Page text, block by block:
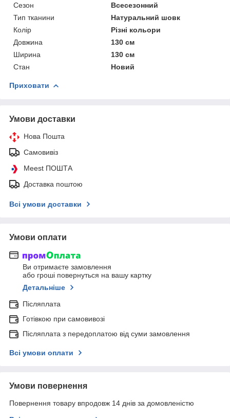
Сезон
Всесезонний
Тип тканини
Натуральний шовк
Колір
Різні кольори
Довжина
130 см
Ширина
130 см
Стан
Новий
Приховати
Умови доставки
Нова Пошта
Самовивіз
Meest ПОШТА
Доставка поштою
Всі умови доставки
Умови оплати
Ви отримаєте замовлення
або гроші повернуться на вашу картку
Детальніше
Післяплата
Готівкою при самовивозі
Післяплата з передоплатою від суми замовлення
Всі умови оплати
Умови повернення
Повернення товару впродовж 14 днів за домовленістю